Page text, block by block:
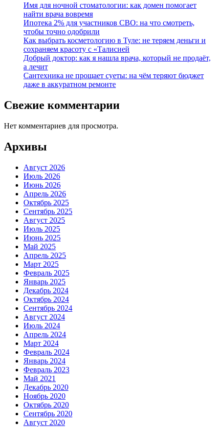
Имя для ночной стоматологии: как домен помогает
найти врача вовремя
Ипотека 2% для участников СВО: на что смотреть,
чтобы точно одобрили
Как выбрать косметологию в Туле: не теряем деньги и
сохраняем красоту с «Талисией
Добрый доктор: как я нашла врача, который не продаёт,
а лечит
Сантехника не прощает суеты: на чём теряют бюджет
даже в аккуратном ремонте
Свежие комментарии
Нет комментариев для просмотра.
Архивы
Август 2026
Июль 2026
Июнь 2026
Апрель 2026
Октябрь 2025
Сентябрь 2025
Август 2025
Июль 2025
Июнь 2025
Май 2025
Апрель 2025
Март 2025
Февраль 2025
Январь 2025
Декабрь 2024
Октябрь 2024
Сентябрь 2024
Август 2024
Июль 2024
Апрель 2024
Март 2024
Февраль 2024
Январь 2024
Февраль 2023
Май 2021
Декабрь 2020
Ноябрь 2020
Октябрь 2020
Сентябрь 2020
Август 2020